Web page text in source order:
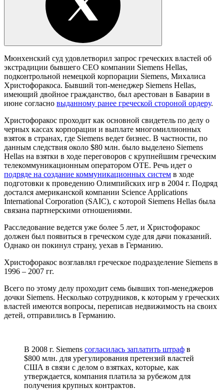
Мюнхенский суд удовлетворил запрос греческих властей об
экстрадиции бывшего CEO компании Siemens Hellas,
подконтрольной немецкой корпорации Siemens, Михалиса
Христофоракоса. Бывший топ-менеджер Siemens Hellas,
имеющий двойное гражданство, был арестован в Баварии в
июне согласно выданному ранее греческой стороной ордеру.
Христофоракос проходит как основной свидетель по делу о
черных кассах корпорации и выплате многомиллионных
взяток в странах, где Siemens ведет бизнес. В частности, по
данным следствия около $80 млн. было выделено Siemens
Hellas на взятки в ходе переговоров с крупнейшим греческим
телекоммуникационным оператором OTE. Речь идет о
подряде на создание коммуникационных систем в ходе
подготовки к проведению Олимпийских игр в 2004 г. Подряд
достался американской компании Science Applications
International Corporation (SAIC), с которой Siemens Hellas была
связана партнерскими отношениями.
Расследование ведется уже более 5 лет, и Христофоракос
должен был появиться в греческом суде для дачи показаний.
Однако он покинул страну, уехав в Германию.
Христофоракос возглавлял греческое подразделение Siemens в
1996 – 2007 гг.
Всего по этому делу проходит семь бывших топ-менеджеров
дочки Siemens. Несколько сотрудников, к которым у греческих
властей имеются вопросы, переписав недвижимость на своих
детей, отправились в Германию.
В 2008 г. Siemens согласилась заплатить штраф в
$800 млн. для урегулирования претензий властей
США в связи с делом о взятках, которые, как
утверждается, компания платила за рубежом для
получения крупных контрактов.